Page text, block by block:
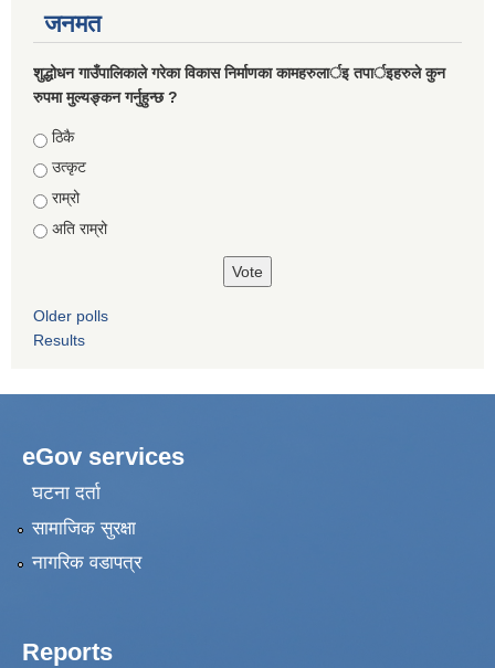
जनमत
शुद्धोधन गाउँपालिकाले गरेका विकास निर्माणका कामहरुलार्इ तपार्इहरुले कुन
रुपमा मुल्यङ्कन गर्नुहुन्छ ?
Choices
ठिकै
उत्कृट
राम्रो
अति राम्रो
Older polls
Results
eGov services
घटना दर्ता
सामाजिक सुरक्षा
नागरिक वडापत्र
Reports